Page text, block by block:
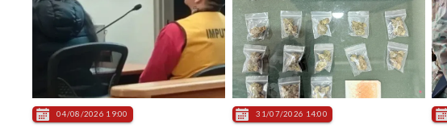
04/08/2026 19:00 31/07/2026 14:00